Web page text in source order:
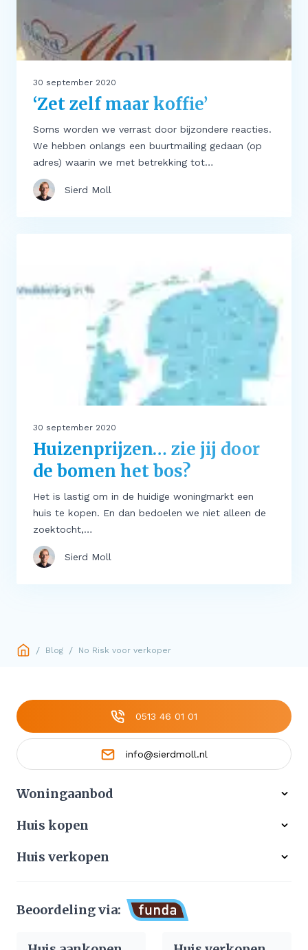
30 september 2020
‘Zet zelf maar koffie’
Soms worden we verrast door bijzondere reacties.
We hebben onlangs een buurtmailing gedaan (op
adres) waarin we met betrekking tot…
Sierd Moll
30 september 2020
Huizenprijzen… zie jij door
de bomen het bos?
Het is lastig om in de huidige woningmarkt een
huis te kopen. En dan bedoelen we niet alleen de
zoektocht,…
Sierd Moll
/ Blog / No Risk voor verkoper
Woningaanbod
Aangekocht
Huis kopen
Huis verkopen
Stille verkoop
0513 46 01 01
info@sierdmoll.nl
Beoordeling via: